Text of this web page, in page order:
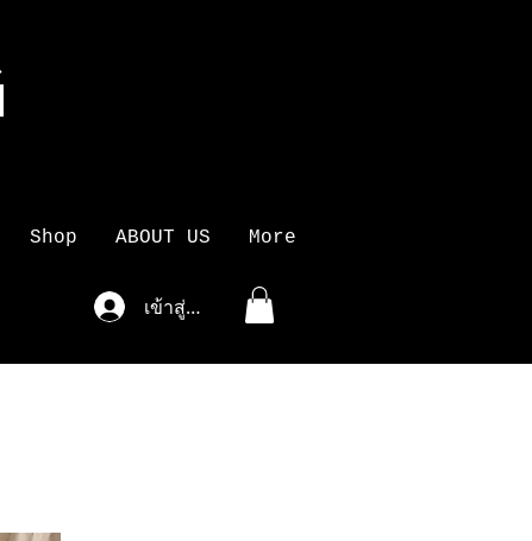
Shop ABOUT US More
เข้าสู่ระบบ